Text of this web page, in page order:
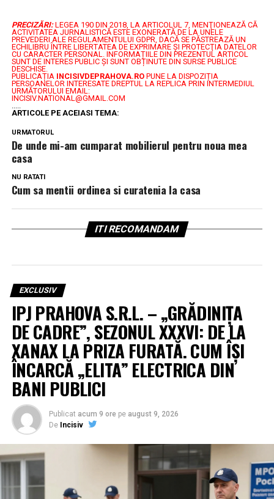
PRECIZĂRI: LEGEA 190 DIN 2018, LA ARTICOLUL 7, MENŢIONEAZĂ CĂ
ACTIVITATEA JURNALISTICĂ ESTE EXONERATĂ DE LA UNELE
PREVEDERI ALE REGULAMENTULUI GDPR, DACĂ SE PĂSTREAZĂ UN
ECHILIBRU ÎNTRE LIBERTATEA DE EXPRIMARE ŞI PROTECŢIA DATELOR
CU CARACTER PERSONAL.
INFORMAȚIILE DIN PREZENTUL ARTICOL
SUNT DE INTERES PUBLIC ȘI SUNT OBȚINUTE DIN SURSE PUBLICE
DESCHISE.
PUBLICAȚIA INCISIVDEPRAHOVA.ROPUNE LA DISPOZIȚIA
PERSOANELOR INTERESATE DREPTUL LA REPLICA PRIN INTERMEDIUL
URMĂTORULUI EMAIL:
INCISIV.NATIONAL@GMAIL.COM
ARTICOLE PE ACEIASI TEMA:
URMATORUL
De unde mi-am cumparat mobilierul pentru noua mea
casa
NU RATATI
Cum sa mentii ordinea si curatenia la casa
ITI RECOMANDAM
EXCLUSIV
IPJ PRAHOVA S.R.L. – „GRĂDINIȚA
DE CADRE”, SEZONUL XXXVI: DE LA
XANAX LA PRIZA FURATĂ. CUM ÎȘI
ÎNCARCĂ „ELITA” ELECTRICA DIN
BANI PUBLICI
Publicat acum 9 ore pe august 9, 2026
De Incisiv